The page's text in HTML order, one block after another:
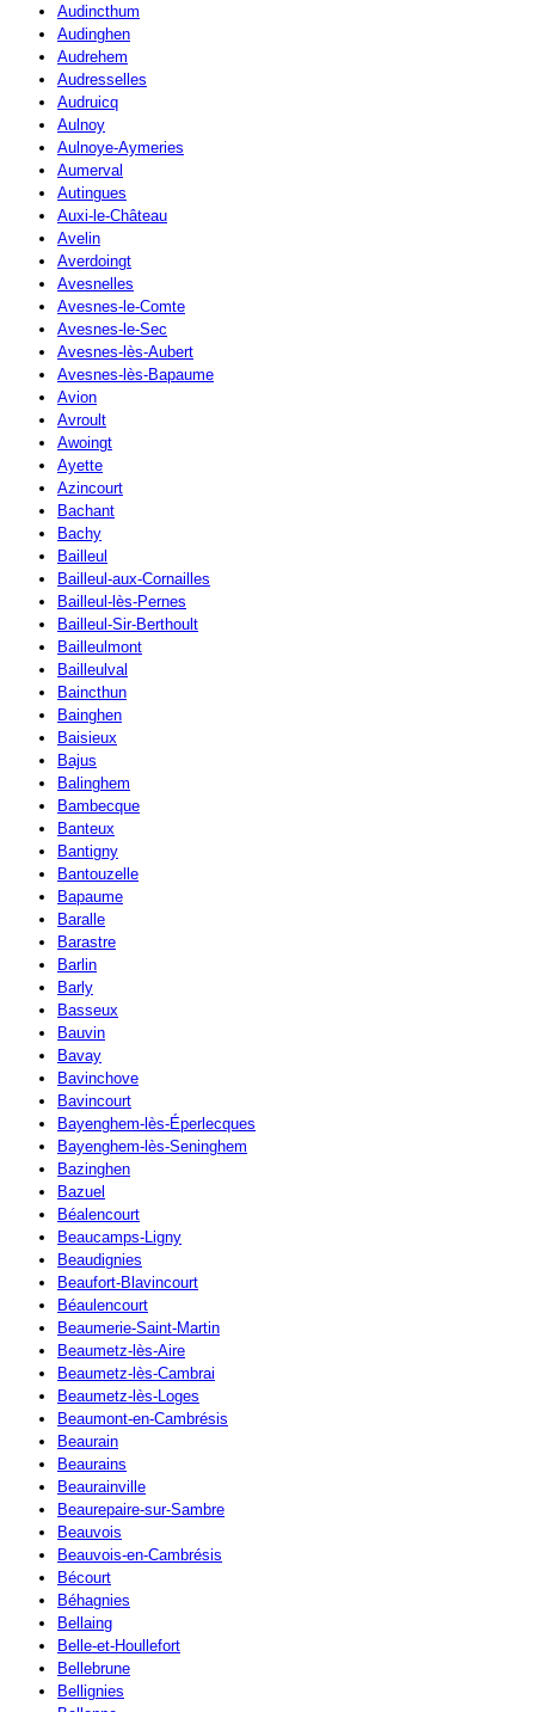
Audincthum
Audinghen
Audrehem
Audresselles
Audruicq
Aulnoy
Aulnoye-Aymeries
Aumerval
Autingues
Auxi-le-Château
Avelin
Averdoingt
Avesnelles
Avesnes-le-Comte
Avesnes-le-Sec
Avesnes-lès-Aubert
Avesnes-lès-Bapaume
Avion
Avroult
Awoingt
Ayette
Azincourt
Bachant
Bachy
Bailleul
Bailleul-aux-Cornailles
Bailleul-lès-Pernes
Bailleul-Sir-Berthoult
Bailleulmont
Bailleulval
Baincthun
Bainghen
Baisieux
Bajus
Balinghem
Bambecque
Banteux
Bantigny
Bantouzelle
Bapaume
Baralle
Barastre
Barlin
Barly
Basseux
Bauvin
Bavay
Bavinchove
Bavincourt
Bayenghem-lès-Éperlecques
Bayenghem-lès-Seninghem
Bazinghen
Bazuel
Béalencourt
Beaucamps-Ligny
Beaudignies
Beaufort-Blavincourt
Béaulencourt
Beaumerie-Saint-Martin
Beaumetz-lès-Aire
Beaumetz-lès-Cambrai
Beaumetz-lès-Loges
Beaumont-en-Cambrésis
Beaurain
Beaurains
Beaurainville
Beaurepaire-sur-Sambre
Beauvois
Beauvois-en-Cambrésis
Bécourt
Béhagnies
Bellaing
Belle-et-Houllefort
Bellebrune
Bellignies